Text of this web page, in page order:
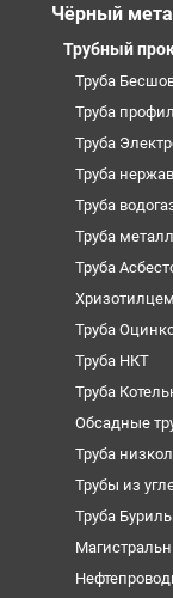
Чёрный
Трубный
Труба
Труба
Труба
Труба
Труба
Труба
Труба
Труба
Труба НКТ
Труба
Обсадные
Труба
Трубы из
Труба